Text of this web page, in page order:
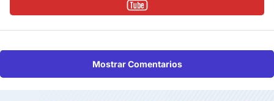
Mostrar Comentarios